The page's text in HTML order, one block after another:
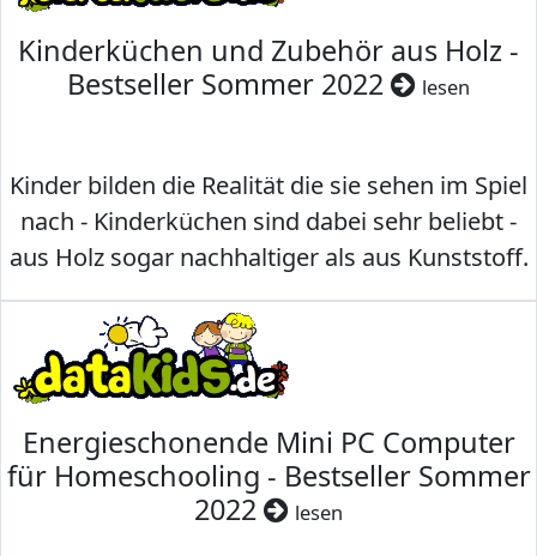
Kinderküchen und Zubehör aus Holz -
Bestseller Sommer 2022
lesen
Kinder bilden die Realität die sie sehen im Spiel
nach - Kinderküchen sind dabei sehr beliebt -
aus Holz sogar nachhaltiger als aus Kunststoff.
Energieschonende Mini PC Computer
für Homeschooling - Bestseller Sommer
2022
lesen